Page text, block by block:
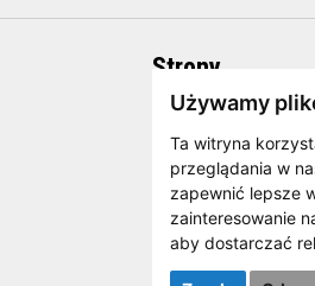
Używamy
Ta witryna
przeglądania w
zapewnić lepsze
zainteresowanie
aby dostarczać
Strony
O firmie
Strona internetowa
Blog
FAQ
Kalkulator ilości